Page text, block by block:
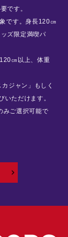
です。
です。身長120㎝
ズ限定満喫パ
㎝以上、体重
ジャン」もしく
いただけます。
ご選択可能で